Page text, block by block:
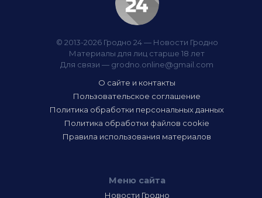
© 2013-2026 Гродно 24 — Новости Гродно
Материалы для лиц старше 18 лет
Для связи — grodno.online@gmail.com
О сайте и контакты
Пользовательское соглашение
Политика обработки персональных данных
Политика обработки файлов cookie
Правила использования материалов
Меню сайта
Новости Гродно